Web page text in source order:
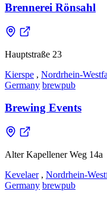
Brennerei Rönsahl
Hauptstraße 23
Kierspe , Nordrhein-
Germany brewpub
Brewing Events
Alter Kapellener Weg 14a
Kevelaer , Nordrhein-
Germany brewpub